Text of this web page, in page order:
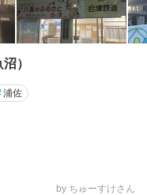
）
浦佐
by ちゅーすけさん